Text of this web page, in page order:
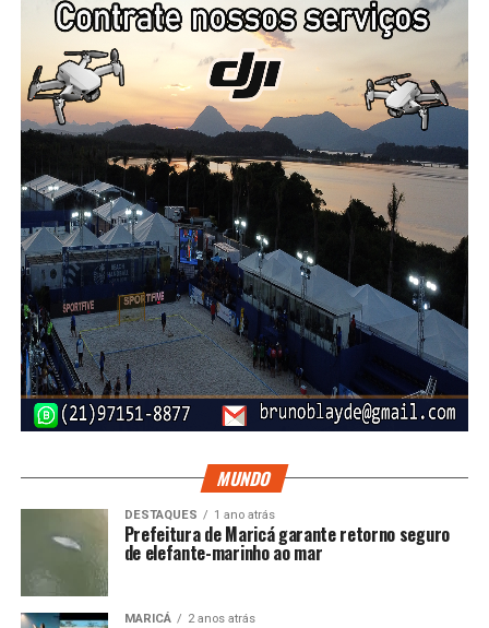
MUNDO
DESTAQUES 1 ano atrás
Prefeitura de Maricá garante retorno seguro
de elefante-marinho ao mar
MARICÁ 2 anos atrás